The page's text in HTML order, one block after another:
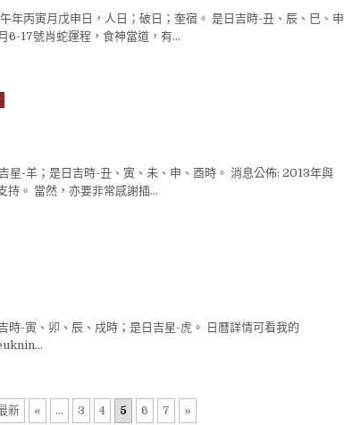
年丙寅月戊申日，人日；破日；奎宿。 是日吉時-丑、辰、巳、申
6-17號肖蛇運程，食神當道，有…
星-羊；是日吉時-丑、寅、未、申、酉時。 消息公佈: 2013年與
。 當然，亦要非常感謝插…
時-寅、卯、辰、戌時；是日吉星-虎。 日曆詳情可看我的
新 « ... 3 4 5 6 7 »